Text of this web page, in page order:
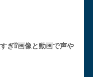
ぎ⁉︎画像と動画で声や